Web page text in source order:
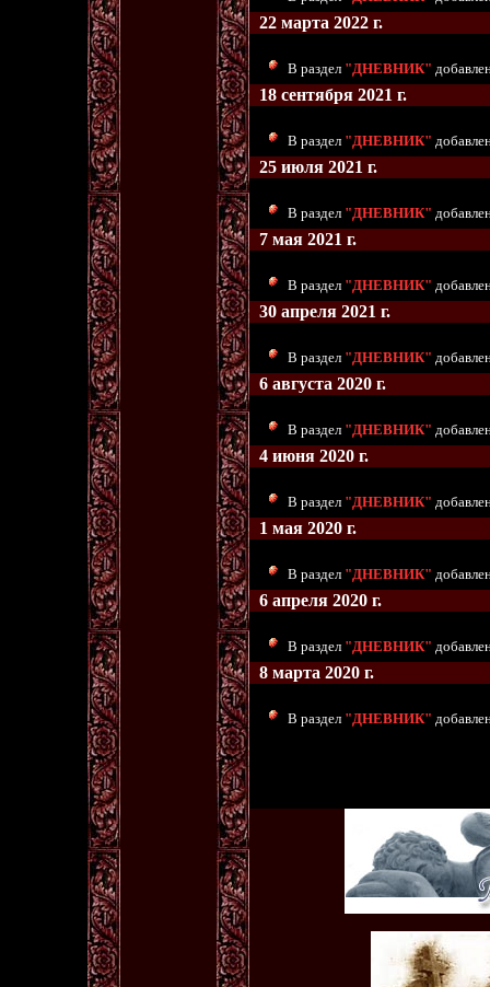
22 марта 2022 г.
В раздел "ДНЕВНИК"
18 сентября 2021 г.
В раздел "ДНЕВНИК"
25 июля 2021 г.
В раздел "ДНЕВНИК"
7 мая 2021 г.
В раздел "ДНЕВНИК"
30 апреля 2021 г.
В раздел "ДНЕВНИК"
6 августа 2020 г.
В раздел "ДНЕВНИК"
4 июня 2020 г.
В раздел "ДНЕВНИК"
1 мая 2020 г.
В раздел "ДНЕВНИК"
6 апреля 2020 г.
В раздел "ДНЕВНИК"
8 марта 2020 г.
В раздел "ДНЕВНИК"